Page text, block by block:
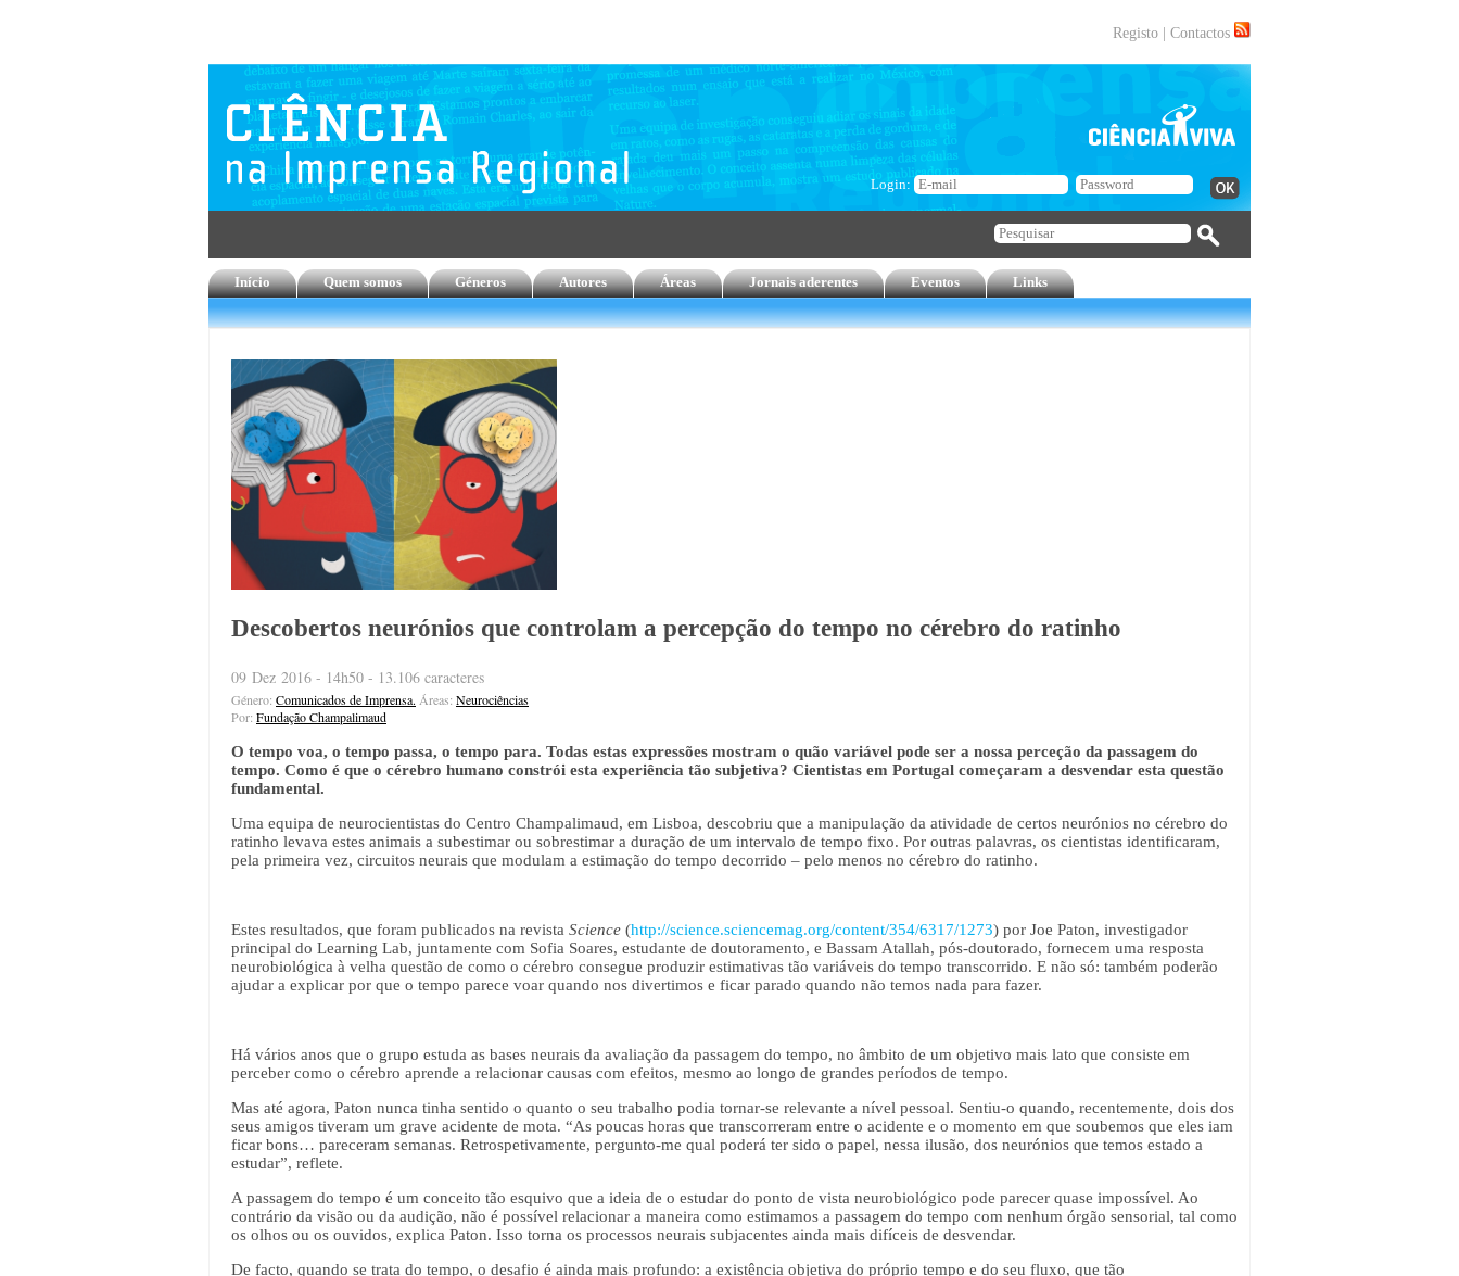
Registo Contactos
Login:
Início Quem somos Géneros Autores Áreas Jornais aderentes Eventos Links
Descobertos neurónios que controlam a percepção do tempo no cérebro do ratinho
09 Dez 2016 - 14h50 - 13.106 caracteres
Género: Comunicados de Imprensa. Áreas: Neurociências
Por: Fundação Champalimaud
O tempo voa, o tempo passa, o tempo para. Todas estas expressões mostram o quão variável pode ser a nossa perceção da passagem do
tempo. Como é que o cérebro humano constrói esta experiência tão subjetiva? Cientistas em Portugal começaram a desvendar esta questão
fundamental.
Uma equipa de neurocientistas do Centro Champalimaud, em Lisboa, descobriu que a manipulação da atividade de certos neurónios no cérebro do
ratinho levava estes animais a subestimar ou sobrestimar a duração de um intervalo de tempo fixo. Por outras palavras, os cientistas identificaram,
pela primeira vez, circuitos neurais que modulam a estimação do tempo decorrido – pelo menos no cérebro do ratinho.
Estes resultados, que foram publicados na revista Science (http://science.sciencemag.org/content/354/6317/1273) por Joe Paton, investigador
principal do Learning Lab, juntamente com Sofia Soares, estudante de doutoramento, e Bassam Atallah, pós-doutorado, fornecem uma resposta
neurobiológica à velha questão de como o cérebro consegue produzir estimativas tão variáveis do tempo transcorrido. E não só: também poderão
ajudar a explicar por que o tempo parece voar quando nos divertimos e ficar parado quando não temos nada para fazer.
Há vários anos que o grupo estuda as bases neurais da avaliação da passagem do tempo, no âmbito de um objetivo mais lato que consiste em
perceber como o cérebro aprende a relacionar causas com efeitos, mesmo ao longo de grandes períodos de tempo.
Mas até agora, Paton nunca tinha sentido o quanto o seu trabalho podia tornar-se relevante a nível pessoal. Sentiu-o quando, recentemente, dois dos
seus amigos tiveram um grave acidente de mota. “As poucas horas que transcorreram entre o acidente e o momento em que soubemos que eles iam
ficar bons… pareceram semanas. Retrospetivamente, pergunto-me qual poderá ter sido o papel, nessa ilusão, dos neurónios que temos estado a
estudar”, reflete.
A passagem do tempo é um conceito tão esquivo que a ideia de o estudar do ponto de vista neurobiológico pode parecer quase impossível. Ao
contrário da visão ou da audição, não é possível relacionar a maneira como estimamos a passagem do tempo com nenhum órgão sensorial, tal como
os olhos ou os ouvidos, explica Paton. Isso torna os processos neurais subjacentes ainda mais difíceis de desvendar.
De facto, quando se trata do tempo, o desafio é ainda mais profundo: a existência objetiva do próprio tempo e do seu fluxo, que tão